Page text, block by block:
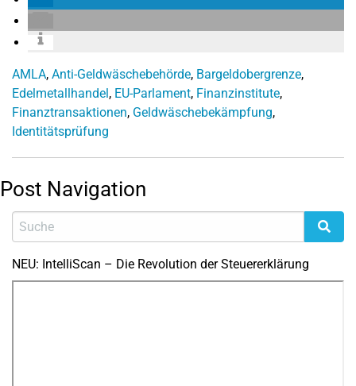
AMLA, Anti-Geldwäschebehörde, Bargeldobergrenze,
Edelmetallhandel, EU-Parlament, Finanzinstitute,
Finanztransaktionen, Geldwäschebekämpfung,
Identitätsprüfung
Post Navigation
NEU: IntelliScan – Die Revolution der Steuererklärung